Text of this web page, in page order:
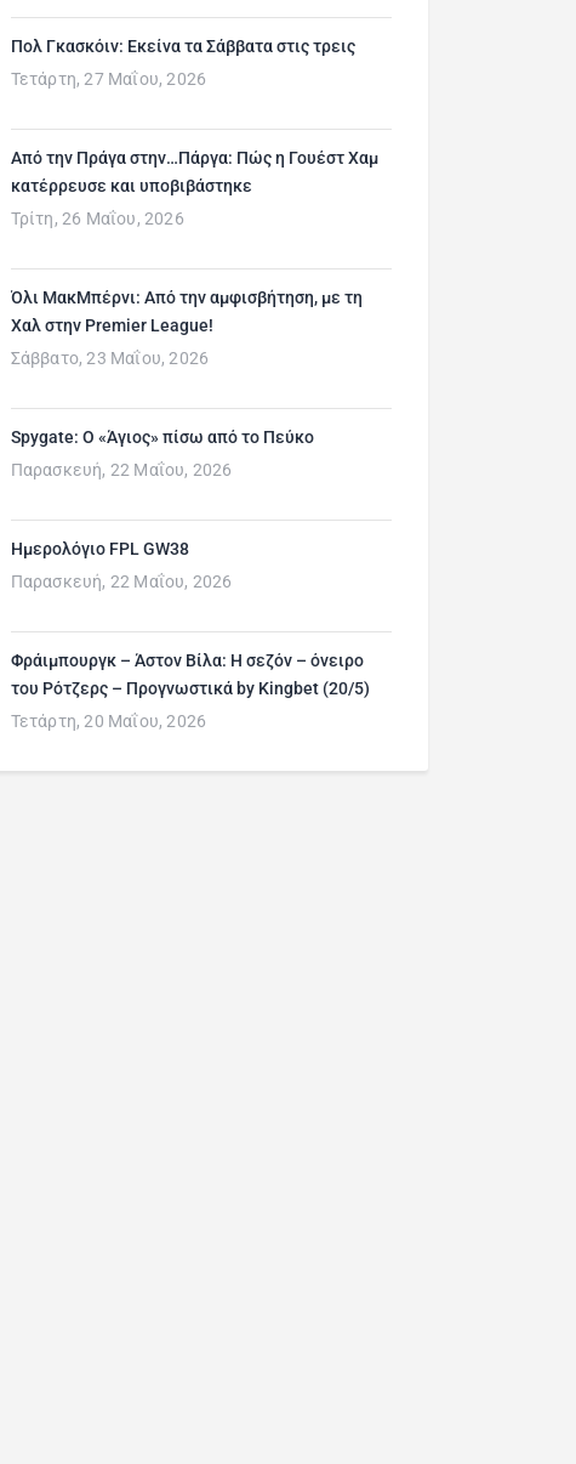
Πολ Γκασκόιν: Εκείνα τα Σάββατα στις τρεις
Τετάρτη, 27 Μαΐου, 2026
Από την Πράγα στην…Πάργα: Πώς η Γουέστ Χαμ
κατέρρευσε και υποβιβάστηκε
Τρίτη, 26 Μαΐου, 2026
Όλι ΜακΜπέρνι: Aπό την αμφισβήτηση, με τη
Χαλ στην Premier League!
Σάββατο, 23 Μαΐου, 2026
Spygate: Ο «Άγιος» πίσω από το Πεύκο
Παρασκευή, 22 Μαΐου, 2026
Ημερολόγιο FPL GW38
Παρασκευή, 22 Μαΐου, 2026
Φράιμπουργκ – Άστον Βίλα: Η σεζόν – όνειρο
του Ρότζερς – Προγνωστικά by Kingbet (20/5)
Τετάρτη, 20 Μαΐου, 2026